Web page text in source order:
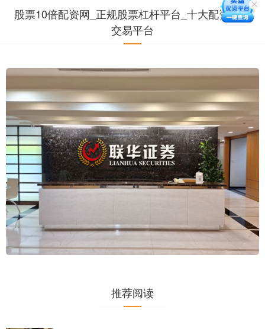
股票10倍配资网_正规股票杠杆平台_十大配资杠杆
交易平台
推荐阅读